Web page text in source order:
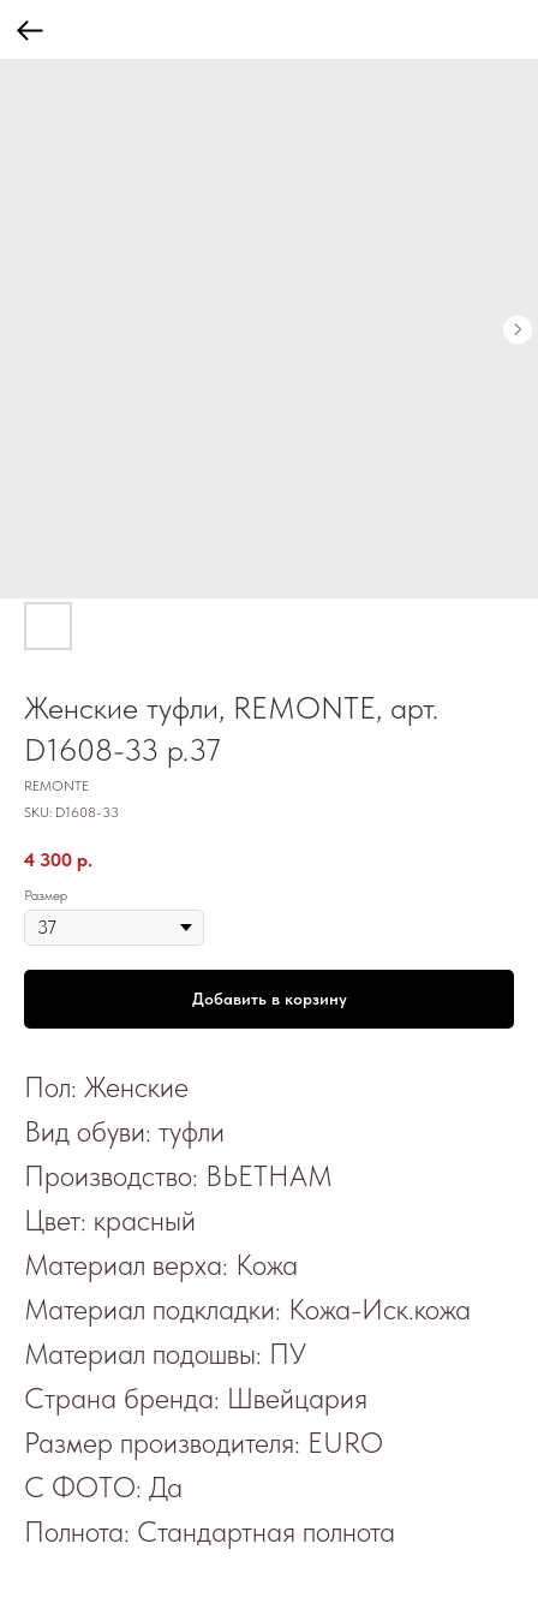
Женские туфли, REMONTE, арт.
D1608-33 р.37
REMONTE
SKU: D1608-33
4 300 р.
Размер
Добавить в корзину
Пол: Женские
Вид обуви: туфли
Производство: ВЬЕТНАМ
Цвет: красный
Материал верха: Кожа
Материал подкладки: Кожа-Иск.кожа
Материал подошвы: ПУ
Страна бренда: Швейцария
Размер производителя: EURO
С ФОТО: Да
Полнота: Стандартная полнота